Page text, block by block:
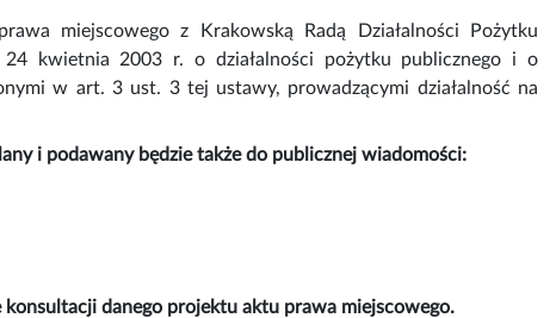
miejscowego z Krakowską Radą Działalności Pożytku
kwietnia 2003 r. o działalności pożytku publicznego i o
w art. 3 ust. 3 tej ustawy, prowadzącymi działalność na
i podawany będzie także do publicznej wiadomości:
danego projektu aktu prawa miejscowego.